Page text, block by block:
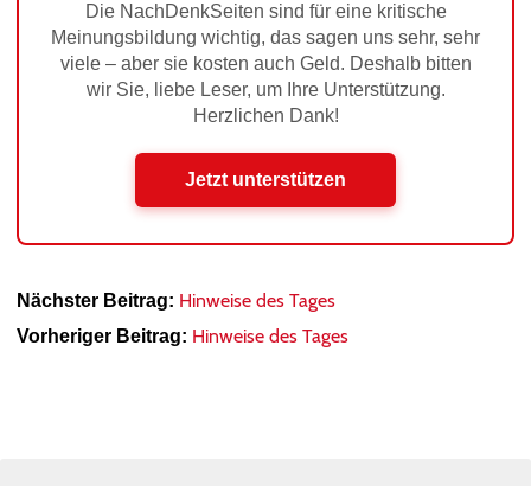
Die NachDenkSeiten sind für eine kritische
Meinungsbildung wichtig, das sagen uns sehr, sehr
viele – aber sie kosten auch Geld. Deshalb bitten
wir Sie, liebe Leser, um Ihre Unterstützung.
Herzlichen Dank!
Jetzt unterstützen
Nächster Beitrag: Hinweise des Tages
Vorheriger Beitrag: Hinweise des Tages